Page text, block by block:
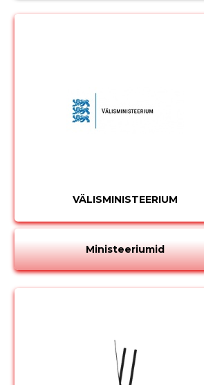
VÄLISMINISTEERIUM
Ministeeriumid